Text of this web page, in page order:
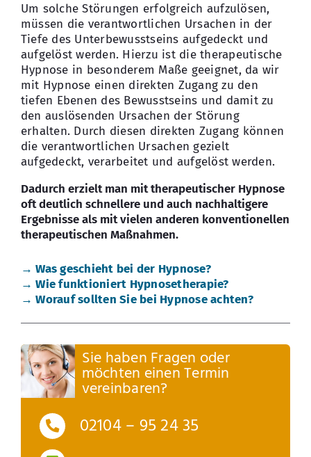
Um solche Störungen erfolgreich aufzulösen,
müssen die verantwortlichen Ursachen in der
Tiefe des Unterbewusstseins aufgedeckt und
aufgelöst werden. Hierzu ist die therapeutische
Hypnose in besonderem Maße geeignet, da wir
mit Hypnose einen direkten Zugang zu den
tiefen Ebenen des Bewusstseins und damit zu
den auslösenden Ursachen der Störung
erhalten. Durch diesen direkten Zugang können
die verantwortlichen Ursachen gezielt
aufgedeckt, verarbeitet und aufgelöst werden.
Dadurch erzielt man mit therapeutischer Hypnose
oft deutlich schnellere und auch nachhaltigere
Ergebnisse als mit vielen anderen konventionellen
therapeutischen Maßnahmen.
→ Was geschieht bei der Hypnose?
→ Wie funktioniert Hypnosetherapie?
→ Worauf sollten Sie bei Hypnose achten?
Sie haben Fragen oder
möchten einen Termin
vereinbaren?
02104 – 95 24 35